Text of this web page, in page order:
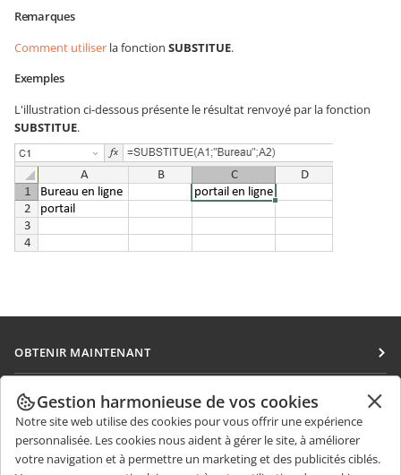
Remarques
Comment utiliser la fonction SUBSTITUE.
Exemples
L'illustration ci-dessous présente le résultat renvoyé par la fonction
SUBSTITUE.
OBTENIR MAINTENANT
Docs
DocSpace
Workspace
COLLABORATION
Pour les contributeurs
Pour les traducteurs
OBTENIR DES NOUVELLES
Blog
Gestion harmonieuse de vos cookies
Notre site web utilise des cookies pour vous offrir une expérience
personnalisée. Les cookies nous aident à gérer le site, à améliorer
votre navigation et à permettre un marketing et des publicités ciblés.